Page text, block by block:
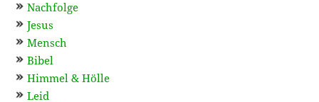
Nachfolge
Jesus
Mensch
Bibel
Himmel & Hölle
Leid